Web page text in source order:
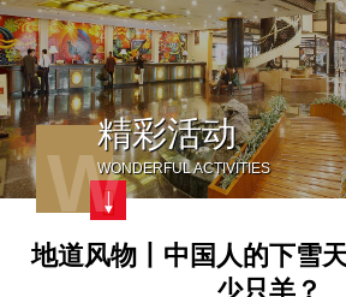
W
精彩活动
WONDERFUL ACTIVITIES
地道风物丨中国人的下雪
少只羊？